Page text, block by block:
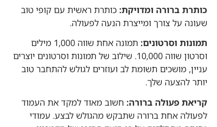
כותרת ברורה ומדויקת: כותרת ראשית עם קופי טוב
שעונה על צורך ומייצרת הנעה לפעולה.
תמונות וסרטונים:
תמונה אחת שווה 1,000 מילים
וסרטון שווה 10,000. שילוב של תמונות וסרטונים יוצרים
עניין, מושכים תשומת לב ועוזרים לגולש להתחבר טוב
יותר להצעה שלך.
קריאת פעולה ברורה: חשוב מאוד למקד את העמוד
לפעולה אחת ברורה שתבקש מהגולש לבצע. עמודי